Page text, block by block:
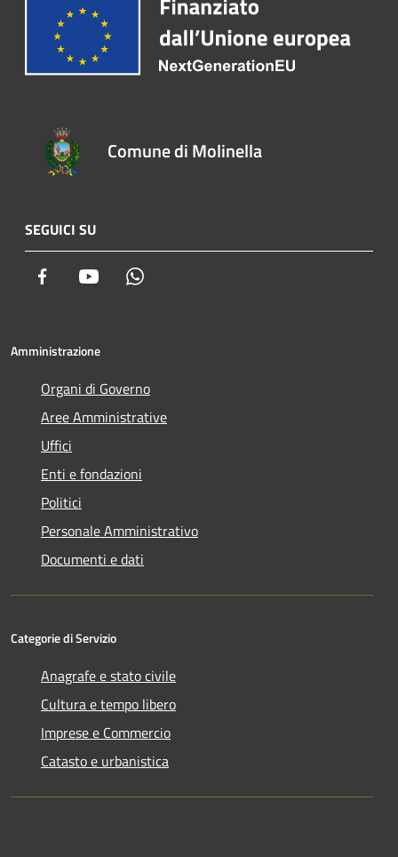
Comune di Molinella
SEGUICI SU
Facebook Youtube
Amministrazione
Organi di Governo
Aree Amministrative
Uffici
Enti e fondazioni
Politici
Personale Amministrativo
Documenti e dati
Categorie di Servizio
Anagrafe e stato civile
Cultura e tempo libero
Imprese e Commercio
Catasto e urbanistica